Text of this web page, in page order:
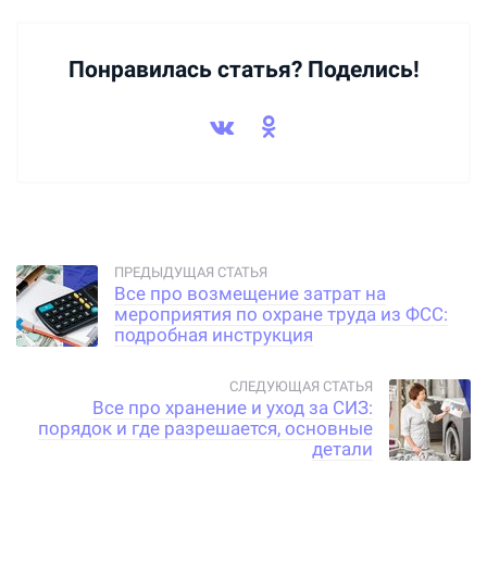
Понравилась статья? Поделись!
Все про возмещение затрат на
мероприятия по охране труда из ФСС:
подробная инструкция
Все про хранение и уход за СИЗ:
порядок и где разрешается, основные
детали